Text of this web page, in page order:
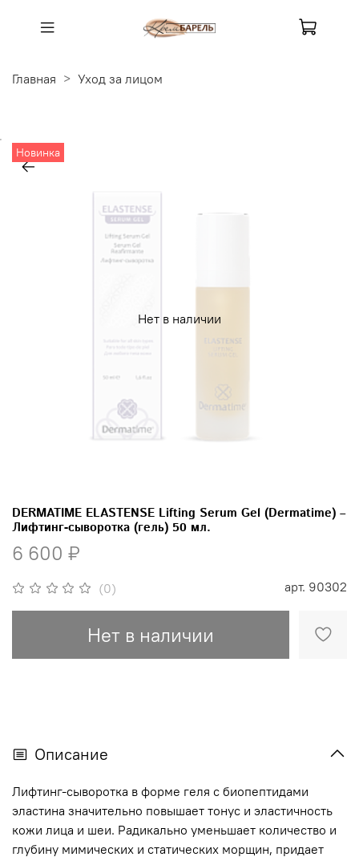
Главная Уход за лицом
Нет в наличии
Новинка
(0) арт. 90302
DERMATIME ELASTENSE Lifting Serum Gel (Dermatime) –
Лифтинг-сыворотка (гель) 50 мл.
6 600 ₽
Нет в наличии
Описание
Лифтинг-сыворотка в форме геля c биопептидами
эластина значительно повышает тонус и эластичность
кожи лица и шеи. Радикально уменьшает количество и
глубину мимических и статических морщин, придает